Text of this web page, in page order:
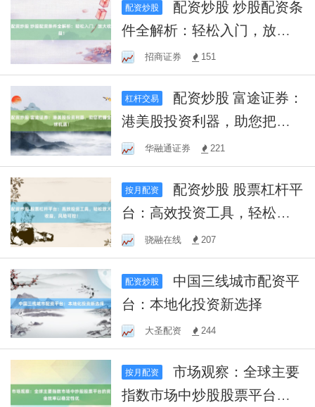
配资炒股
件全解析：轻松入门，放大
收益！招商证券 151
杠杆交易
港美股投资利器，助您把握
全球机遇！
华融通证券 221
按月配资
台：高效投资工具，轻松放
大收益，风险可控！
骁融在线 207
配资炒股
台：本地化投资新选择
大圣配资 244
按月配资
市场观察：全球主要
指数市场中炒股股票平台的